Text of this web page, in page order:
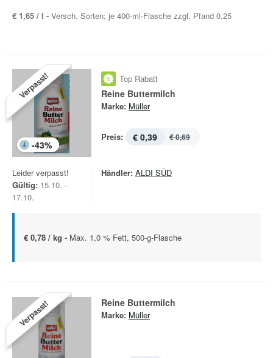
€ 1,65 / l - Versch. Sorten; je 400-ml-Flasche zzgl. Pfand 0.25
Verpasst!
-43%
Top Rabatt
Reine Buttermilch
Marke: Müller
Preis: € 0,39 € 0,69
Leider verpasst!
Gültig: 15.10. -
17.10.
Händler: ALDI SÜD
€ 0,78 / kg - Max. 1,0 % Fett, 500-g-Flasche
Verpasst! Reine Buttermilch
Marke: Müller